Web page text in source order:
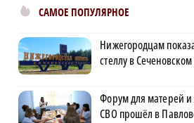
САМОЕ ПОПУЛЯРНОЕ
Нижегородцам
стеллу в
Форум для матерей
СВО прошёл в